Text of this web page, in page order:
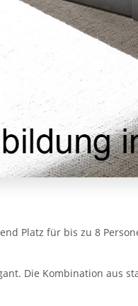
Platz für bis zu 8
Die Kombination aus